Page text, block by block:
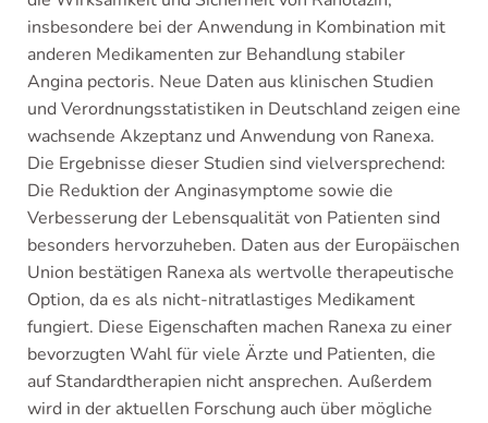
insbesondere bei der Anwendung in Kombination mit
anderen Medikamenten zur Behandlung stabiler
Angina pectoris. Neue Daten aus klinischen Studien
und Verordnungsstatistiken in Deutschland zeigen eine
wachsende Akzeptanz und Anwendung von Ranexa.
Die Ergebnisse dieser Studien sind vielversprechend:
Die Reduktion der Anginasymptome sowie die
Verbesserung der Lebensqualität von Patienten sind
besonders hervorzuheben. Daten aus der Europäischen
Union bestätigen Ranexa als wertvolle therapeutische
Option, da es als nicht-nitratlastiges Medikament
fungiert. Diese Eigenschaften machen Ranexa zu einer
bevorzugten Wahl für viele Ärzte und Patienten, die
auf Standardtherapien nicht ansprechen. Außerdem
wird in der aktuellen Forschung auch über mögliche